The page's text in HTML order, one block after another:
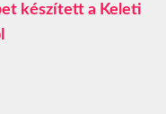
készített a Keleti